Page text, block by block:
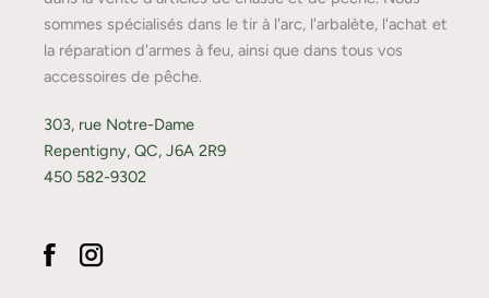
sommes spécialisés dans le tir à l'arc, l'arbalète, l'achat et
la réparation d'armes à feu, ainsi que dans tous vos
accessoires de pêche.
303, rue Notre-Dame
Repentigny, QC, J6A 2R9
450 582-9302